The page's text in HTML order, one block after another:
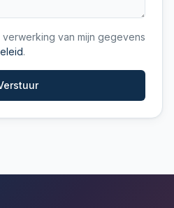
van mijn gegevens
.